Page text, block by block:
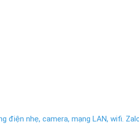
điện nhẹ, camera, mạng LAN, wifi.